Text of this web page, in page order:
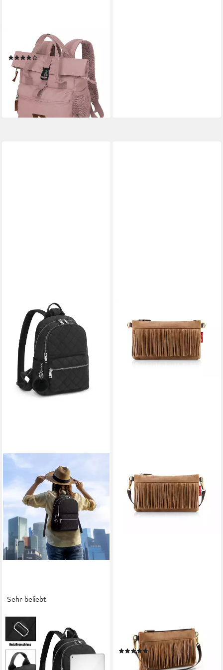
TRAVELITE
Cityrucksack Basics, Polyester
(17)
26,95 € UVP29,95 €
-10%
lieferbar - in 2-3 Werktagen bei dir
Sehr beliebt
TAN.TOMI
Cityrucksack Rucksack Damen
Klein, Cityrucksack Nylon
Wasserdicht Rucksäcke, Für
Schule Travel Wandern Arbeit
Umhängetasche mini pouch
western
(2)
ab 28,57 € UVP34,95 €